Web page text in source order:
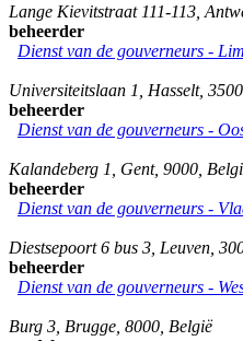
Lange Kievitstraat 111-113
beheerder
Dienst van de gouverneurs -
Universiteitslaan 1 Hasselt, 3500
beheerder
Dienst van de gouverneurs -
Kalandeberg 1 Gent, 9000
beheerder
Dienst van de gouverneurs -
Diestsepoort 6 bus 3 Leuven
beheerder
Dienst van de gouverneurs -
Burg 3 Brugge 8000 België